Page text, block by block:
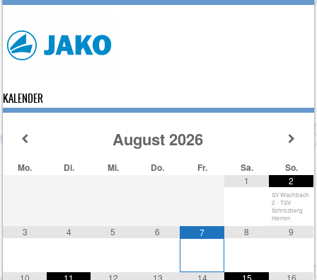
KALENDER
August 2026
Mo. Di. Mi. Do. Fr. Sa. So.
1 2
SV Wachbach
2 - TSV
Schrozberg
Herren
3 4 5 6 7 8 9